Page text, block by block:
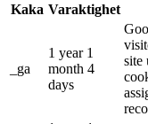
Kaka Varaktighet
_ga
1 year 1
month 4
days
site